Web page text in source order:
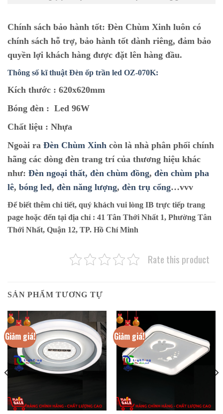
Chính sách bảo hành tốt: Đèn Chùm Xinh luôn có
chính sách hỗ trợ, bảo hành tốt dành riêng, đảm bảo
quyền lợi khách hàng được đặt lên hàng đầu.
Thông số kĩ thuật Đèn ốp trần led OZ-070K:
Kích thước : 620x620mm
Bóng đèn : Led 96W
Chất liệu : Nhựa
Ngoài ra Đèn Chùm Xinh còn là nhà phân phối chính
hãng các dòng đèn trang trí của thương hiệu khác
như: Đèn ngoại thất, đèn chùm đồng, đèn chùm pha
lê, bóng led, đèn năng lượng, đèn trụ cổng…vvv
Để biết thêm chi tiết, quý khách vui lòng IB trực tiếp trang
page hoặc đến tại địa chỉ : 41 Tân Thới Nhất 1, Phường Tân
Thới Nhất, Quận 12, TP. Hồ Chí Minh
Rate this product
SẢN PHẨM TƯƠNG TỰ
Giảm giá! Giảm giá!